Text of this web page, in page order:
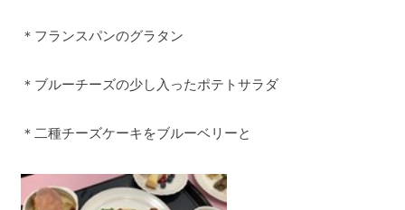
＊フランスパンのグラタン
＊ブルーチーズの少し入ったポテトサラダ
＊二種チーズケーキをブルーベリーと